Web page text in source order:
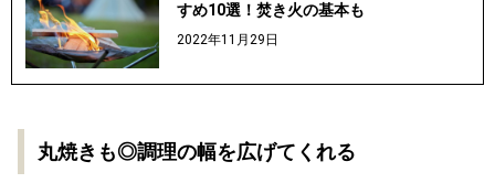
すめ10選！焚き火の基本も
2022年11月29日
丸焼きも◎調理の幅を広げてくれる